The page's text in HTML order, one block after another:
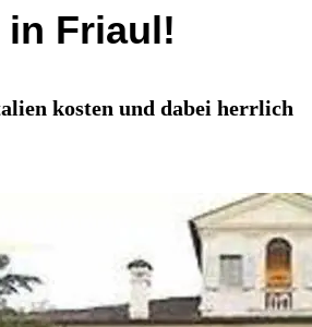
in Friaul!
kosten und dabei herrlich